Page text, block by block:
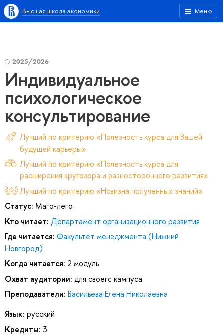
Меню
Высшая школа экономики
2025/2026
Индивидуальное
психологическое
консультирование
Лучший по критерию «Полезность курса для Вашей
будущей карьеры»
Лучший по критерию «Полезность курса для
расширения кругозора и разностороннего развития»
Лучший по критерию «Новизна полученных знаний»
Статус: Маго-лего
Кто читает: Департамент организационного развития
Где читается: Факультет менеджмента (Нижний
Новгород)
Когда читается: 2 модуль
Охват аудитории: для своего кампуса
Преподаватели: Васильева Елена Николаевна
Язык: русский
Кредиты: 3